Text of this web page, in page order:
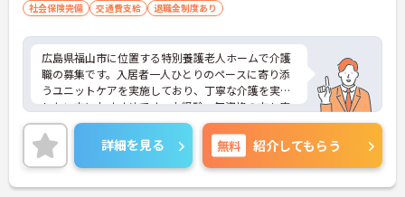
社会保険完備
交通費支給 退職金制度あり
広島県福山市に位置する特別養護老人ホームで介護
職の募集です。入居者一人ひとりのペースに寄り添
うユニットケアを実施しており、丁寧な介護を実践
したい方におすすめです。未経験・無資格の方も応
募可能で、資格取得支援制度が整っているため、働
きながらスキルアップが目指せます。職員の健康を
考えたジムスペースや休憩用のマルチスペースな
ど、福利厚生も充実しています。単身用住宅も完備
されているため、遠方からのご応募も安心です。
詳細を見る 無料 紹介してもらう